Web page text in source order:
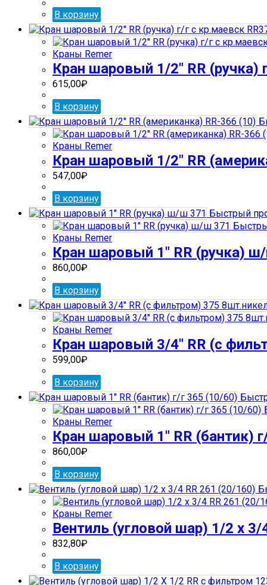
В корзину
Краны Remer
Кран шаровый 1/2″ RR (ручка)
615,00₽
В корзину
Краны Remer
Кран шаровый 1/2″ RR
547,00₽
В корзину
Быстрый
Краны Remer
Кран шаровый 1″ RR (ручка)
860,00₽
В корзину
Краны Remer
Кран шаровый 3/4″ RR (с
599,00₽
В корзину
Краны Remer
Кран шаровый 1″ RR (бантик)
860,00₽
В корзину
Краны Remer
Вентиль (угловой шар) 1/2 х
832,80₽
В корзину